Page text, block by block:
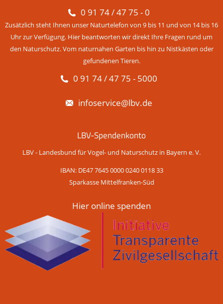
0 91 74 / 47 75 - 0
Zusätzlich steht Ihnen unser Naturtelefon von 9 bis 11 und von 14 bis 16
Uhr zur Verfügung. Hier beantworten wir direkt Ihre Fragen rund um
den Naturschutz. Vom naturnahen Garten bis hin zu Nistkästen oder
gefundenen Tieren.
0 91 74 / 47 75 - 5000
infoservice@lbv.de
LBV-Spendenkonto
LBV - Landesbund für Vogel- und Naturschutz in Bayern e. V.
IBAN: DE47 7645 0000 0240 0118 33
Sparkasse Mittelfranken-Süd
Hier online spenden